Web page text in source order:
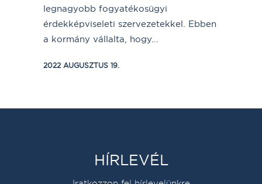
legnagyobb fogyatékosügyi
érdekképviseleti szervezetekkel. Ebben
a kormány vállalta, hogy...
2022 AUGUSZTUS 19.
HÍRLEVÉL